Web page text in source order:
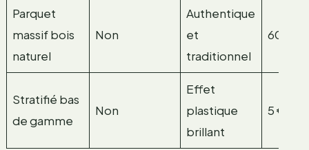
Parquet
massif bois
naturel
Non
Authentique
et
traditionnel
60 €
Stratifié bas
de gamme
Non
Effet
plastique
brillant
5 €